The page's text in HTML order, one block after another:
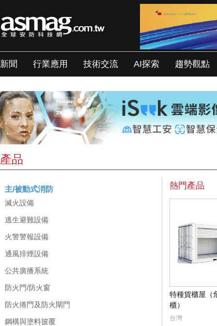
新聞 行業應用 技術交流 AI探索 趨勢觀點
產品
主/被動式消防
滅火設備
逃生避難設備
火警警報設備
通風排煙設備
公共廣播系統
防火門/防火窗
防火捲門及防火閘門
鋼構與塗料披覆
熱門產品
特種貨櫃屋（
櫃）
台灣